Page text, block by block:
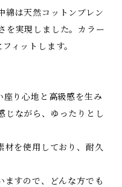
綿は天然コットンブレン
を実現しました。カラー
ィットします。
座り心地と高級感を生み
じながら、ゆったりとし
材を使用しており、耐久
ますので、どんな方でも